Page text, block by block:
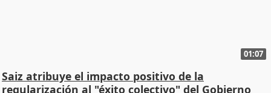
01:07
Saiz atribuye el impacto positivo de la
regularización al "éxito colectivo" del Gobierno